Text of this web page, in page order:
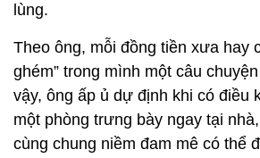
lùng.
Theo ông, mỗi đồng tiền xưa hay
ghém” trong mình một câu
vậy, ông ấp ủ dự định khi có điều
một phòng trưng bày ngay tại
cùng chung niềm đam mê có thể